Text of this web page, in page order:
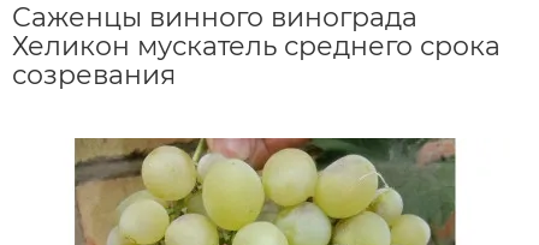
Саженцы винного винограда
Хеликон мускатель среднего срока
созревания